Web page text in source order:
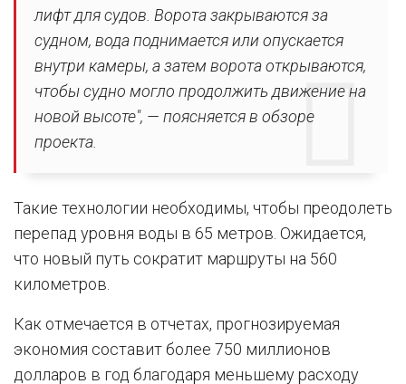
лифт для судов. Ворота закрываются за
судном, вода поднимается или опускается
внутри камеры, а затем ворота открываются,
чтобы судно могло продолжить движение на
новой высоте", — поясняется в обзоре
проекта.
Такие технологии необходимы, чтобы преодолеть
перепад уровня воды в 65 метров. Ожидается,
что новый путь сократит маршруты на 560
километров.
Как отмечается в отчетах, прогнозируемая
экономия составит более 750 миллионов
долларов в год благодаря меньшему расходу